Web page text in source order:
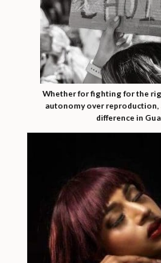
Whether for fighting for the
autonomy over reproduction,
difference in